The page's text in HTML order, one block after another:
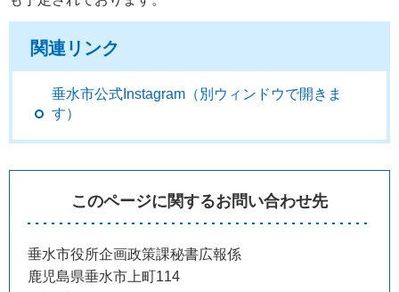
関連リンク
垂水市公式Instagram（別ウィンドウで開きま
す）
このページに関するお問い合わせ先
垂水市役所企画政策課秘書広報係
鹿児島県垂水市上町114